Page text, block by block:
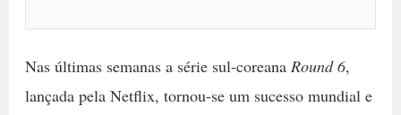
Nas últimas semanas a série sul-coreana Round 6,
lançada pela Netflix, tornou-se um sucesso mundial e